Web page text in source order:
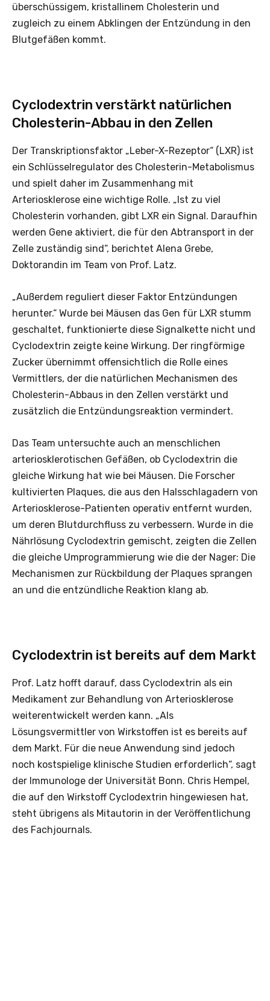
überschüssigem, kristallinem Cholesterin und
zugleich zu einem Abklingen der Entzündung in den
Blutgefäßen kommt.
Cyclodextrin verstärkt natürlichen
Cholesterin-Abbau in den Zellen
Der Transkriptionsfaktor „Leber-X-Rezeptor“ (LXR) ist
ein Schlüsselregulator des Cholesterin-Metabolismus
und spielt daher im Zusammenhang mit
Arteriosklerose eine wichtige Rolle. „Ist zu viel
Cholesterin vorhanden, gibt LXR ein Signal. Daraufhin
werden Gene aktiviert, die für den Abtransport in der
Zelle zuständig sind“, berichtet Alena Grebe,
Doktorandin im Team von Prof. Latz.
„Außerdem reguliert dieser Faktor Entzündungen
herunter.“ Wurde bei Mäusen das Gen für LXR stumm
geschaltet, funktionierte diese Signalkette nicht und
Cyclodextrin zeigte keine Wirkung. Der ringförmige
Zucker übernimmt offensichtlich die Rolle eines
Vermittlers, der die natürlichen Mechanismen des
Cholesterin-Abbaus in den Zellen verstärkt und
zusätzlich die Entzündungsreaktion vermindert.
Das Team untersuchte auch an menschlichen
arteriosklerotischen Gefäßen, ob Cyclodextrin die
gleiche Wirkung hat wie bei Mäusen. Die Forscher
kultivierten Plaques, die aus den Halsschlagadern von
Arteriosklerose-Patienten operativ entfernt wurden,
um deren Blutdurchfluss zu verbessern. Wurde in die
Nährlösung Cyclodextrin gemischt, zeigten die Zellen
die gleiche Umprogrammierung wie die der Nager: Die
Mechanismen zur Rückbildung der Plaques sprangen
an und die entzündliche Reaktion klang ab.
Cyclodextrin ist bereits auf dem Markt
Prof. Latz hofft darauf, dass Cyclodextrin als ein
Medikament zur Behandlung von Arteriosklerose
weiterentwickelt werden kann. „Als
Lösungsvermittler von Wirkstoffen ist es bereits auf
dem Markt. Für die neue Anwendung sind jedoch
noch kostspielige klinische Studien erforderlich“, sagt
der Immunologe der Universität Bonn. Chris Hempel,
die auf den Wirkstoff Cyclodextrin hingewiesen hat,
steht übrigens als Mitautorin in der Veröffentlichung
des Fachjournals.